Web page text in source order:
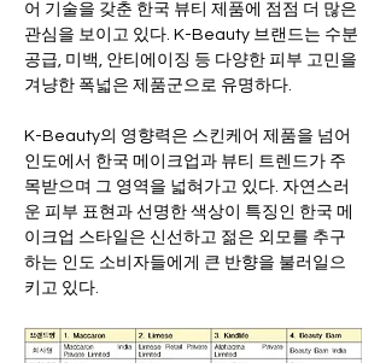
어 기술을 갖춘 한국 뷰티 제품에 점점 더 많은
관심을 보이고 있다. K-Beauty 브랜드는 수분
공급, 미백, 안티에이징 등 다양한 피부 고민을
겨냥한 폭넓은 제품군으로 유명하다.
K-Beauty의 영향력은 스킨케어 제품을 넘어
인도에서 한국 메이크업과 뷰티 트렌드가 주
목받으며 그 영역을 넓혀가고 있다. 자연스러
운 피부 표현과 선명한 색상이 특징인 한국 메
이크업 스타일은 신선하고 젊은 외모를 추구
하는 인도 소비자들에게 큰 반향을 불러일으
키고 있다.